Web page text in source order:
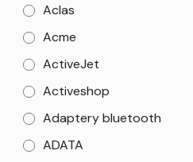
Aclas
Acme
ActiveJet
Activeshop
Adaptery bluetooth
ADATA